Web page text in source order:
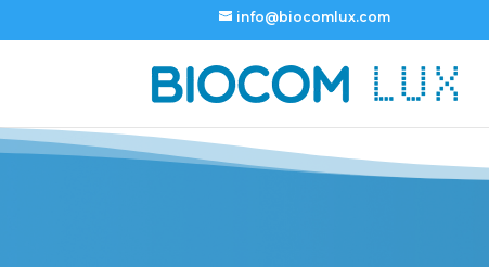
info@biocomlux.com